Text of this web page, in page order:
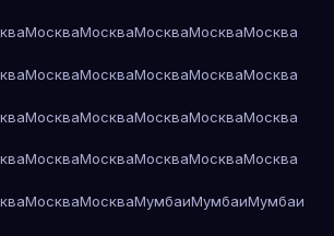
МоскваМоскваМоскваМоскваМосква
МоскваМоскваМоскваМоскваМосква
МоскваМоскваМоскваМоскваМосква
МоскваМоскваМоскваМоскваМосква
МоскваМоскваМумбаиМумбаиМумбаи